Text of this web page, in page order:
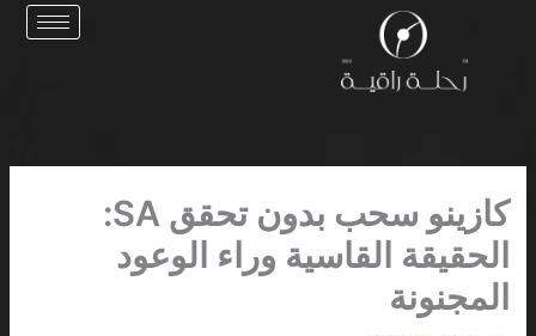
كازينو سحب بدون تحقق SA:
الحقيقة القاسية وراء الوعود
المجنونة